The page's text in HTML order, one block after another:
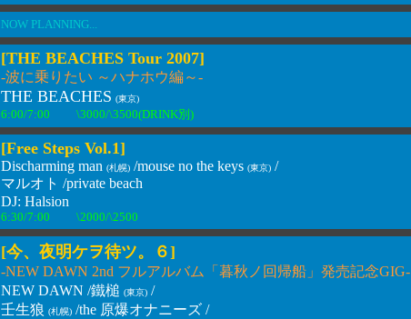
NOW PLANNING...
[THE BEACHES Tour 2007]
-波に乗りたい ～ハナホウ編～-
THE BEACHES (東京)
6:00/7:00 \3000/\3500(DRINK別)
[Free Steps Vol.1]
Discharming man (札幌) /mouse no the keys (東京) /
マルオト /private beach
DJ: Halsion
6:30/7:00 \2000/\2500
[今、夜明ケヲ待ツ。６]
-NEW DAWN 2nd フルアルバム「暮秋ノ回帰船」発売記念GIG-
NEW DAWN /鐵槌 (東京) /
壬生狼 (札幌) /the 原爆オナニーズ /